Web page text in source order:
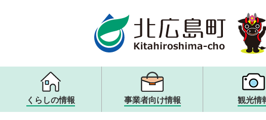
くらしの情報
メニュー
事業者向け情報
メニュー
観光情
メニュー
メニュー